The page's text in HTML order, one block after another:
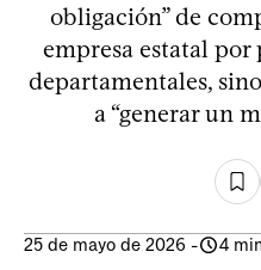
obligación” de
empresa estatal por
departamentales,
a “generar un
25 de mayo de 2026 - 4